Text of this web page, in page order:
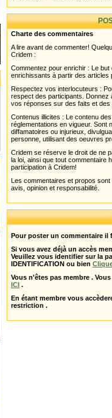
Charte des commentaires
A lire avant de commenter!
Cridem :
Commentez pour enrichir : Le
enrichissants à partir des articles
Respectez vos interlocuteurs :
respect des participants. Donnez
vos réponses sur des faits et des
Contenus illicites : Le contenu
réglementations en vigueur. Sont
diffamatoires ou injurieux,
personne, utilisant des oeuvres
Cridem se réserve le droit de ne
la loi, ainsi que tout commentaire
participation à Cridem!
Les commentaires et propos
avis, opinion et responsabilité.
Pour poster un commentaire il
Si vous avez déjà un accès
Veuillez vous identifier sur la
IDENTIFICATION ou bien
Vous n'êtes pas membre .
ICI .
En étant membre vous
restriction .